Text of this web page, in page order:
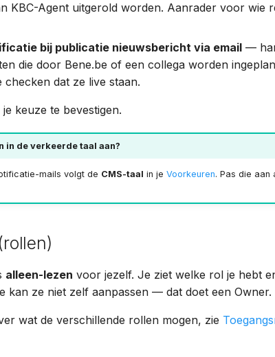
KBC-Agent uitgerold worden. Aanrader voor wie
bij publicatie nieuwsbericht via email —
die door Bene.be of een collega worden
checken dat ze live staan.
je keuze te bevestigen.
in de verkeerde taal aan?
mails volgt de CMS-taal in je Voorkeuren. Pas die aan
alleen-lezen voor jezelf. Je ziet welke rol je hebt
kan ze niet zelf aanpassen — dat doet een Owner.
wat de verschillende rollen mogen, zie